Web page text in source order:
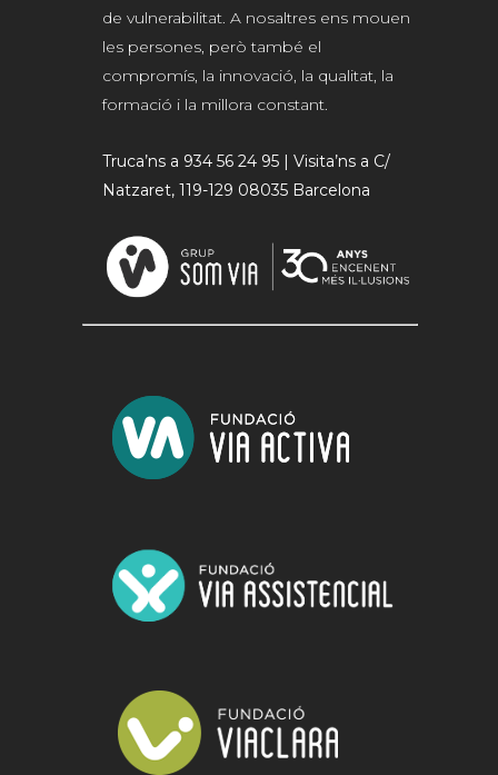
de vulnerabilitat. A nosaltres ens mouen
les persones, però també el
compromís, la innovació, la qualitat, la
formació i la millora constant.
Truca’ns a 934 56 24 95 | Visita’ns a C/
Natzaret, 119-129 08035 Barcelona